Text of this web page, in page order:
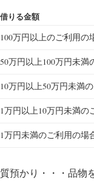
借りる金額
100万円以上のご利用の
50万円以上100万円未満
10万円以上50万円未満
1万円以上10万円未満の
1万円未満のご利用の場
質預かり・・・品物